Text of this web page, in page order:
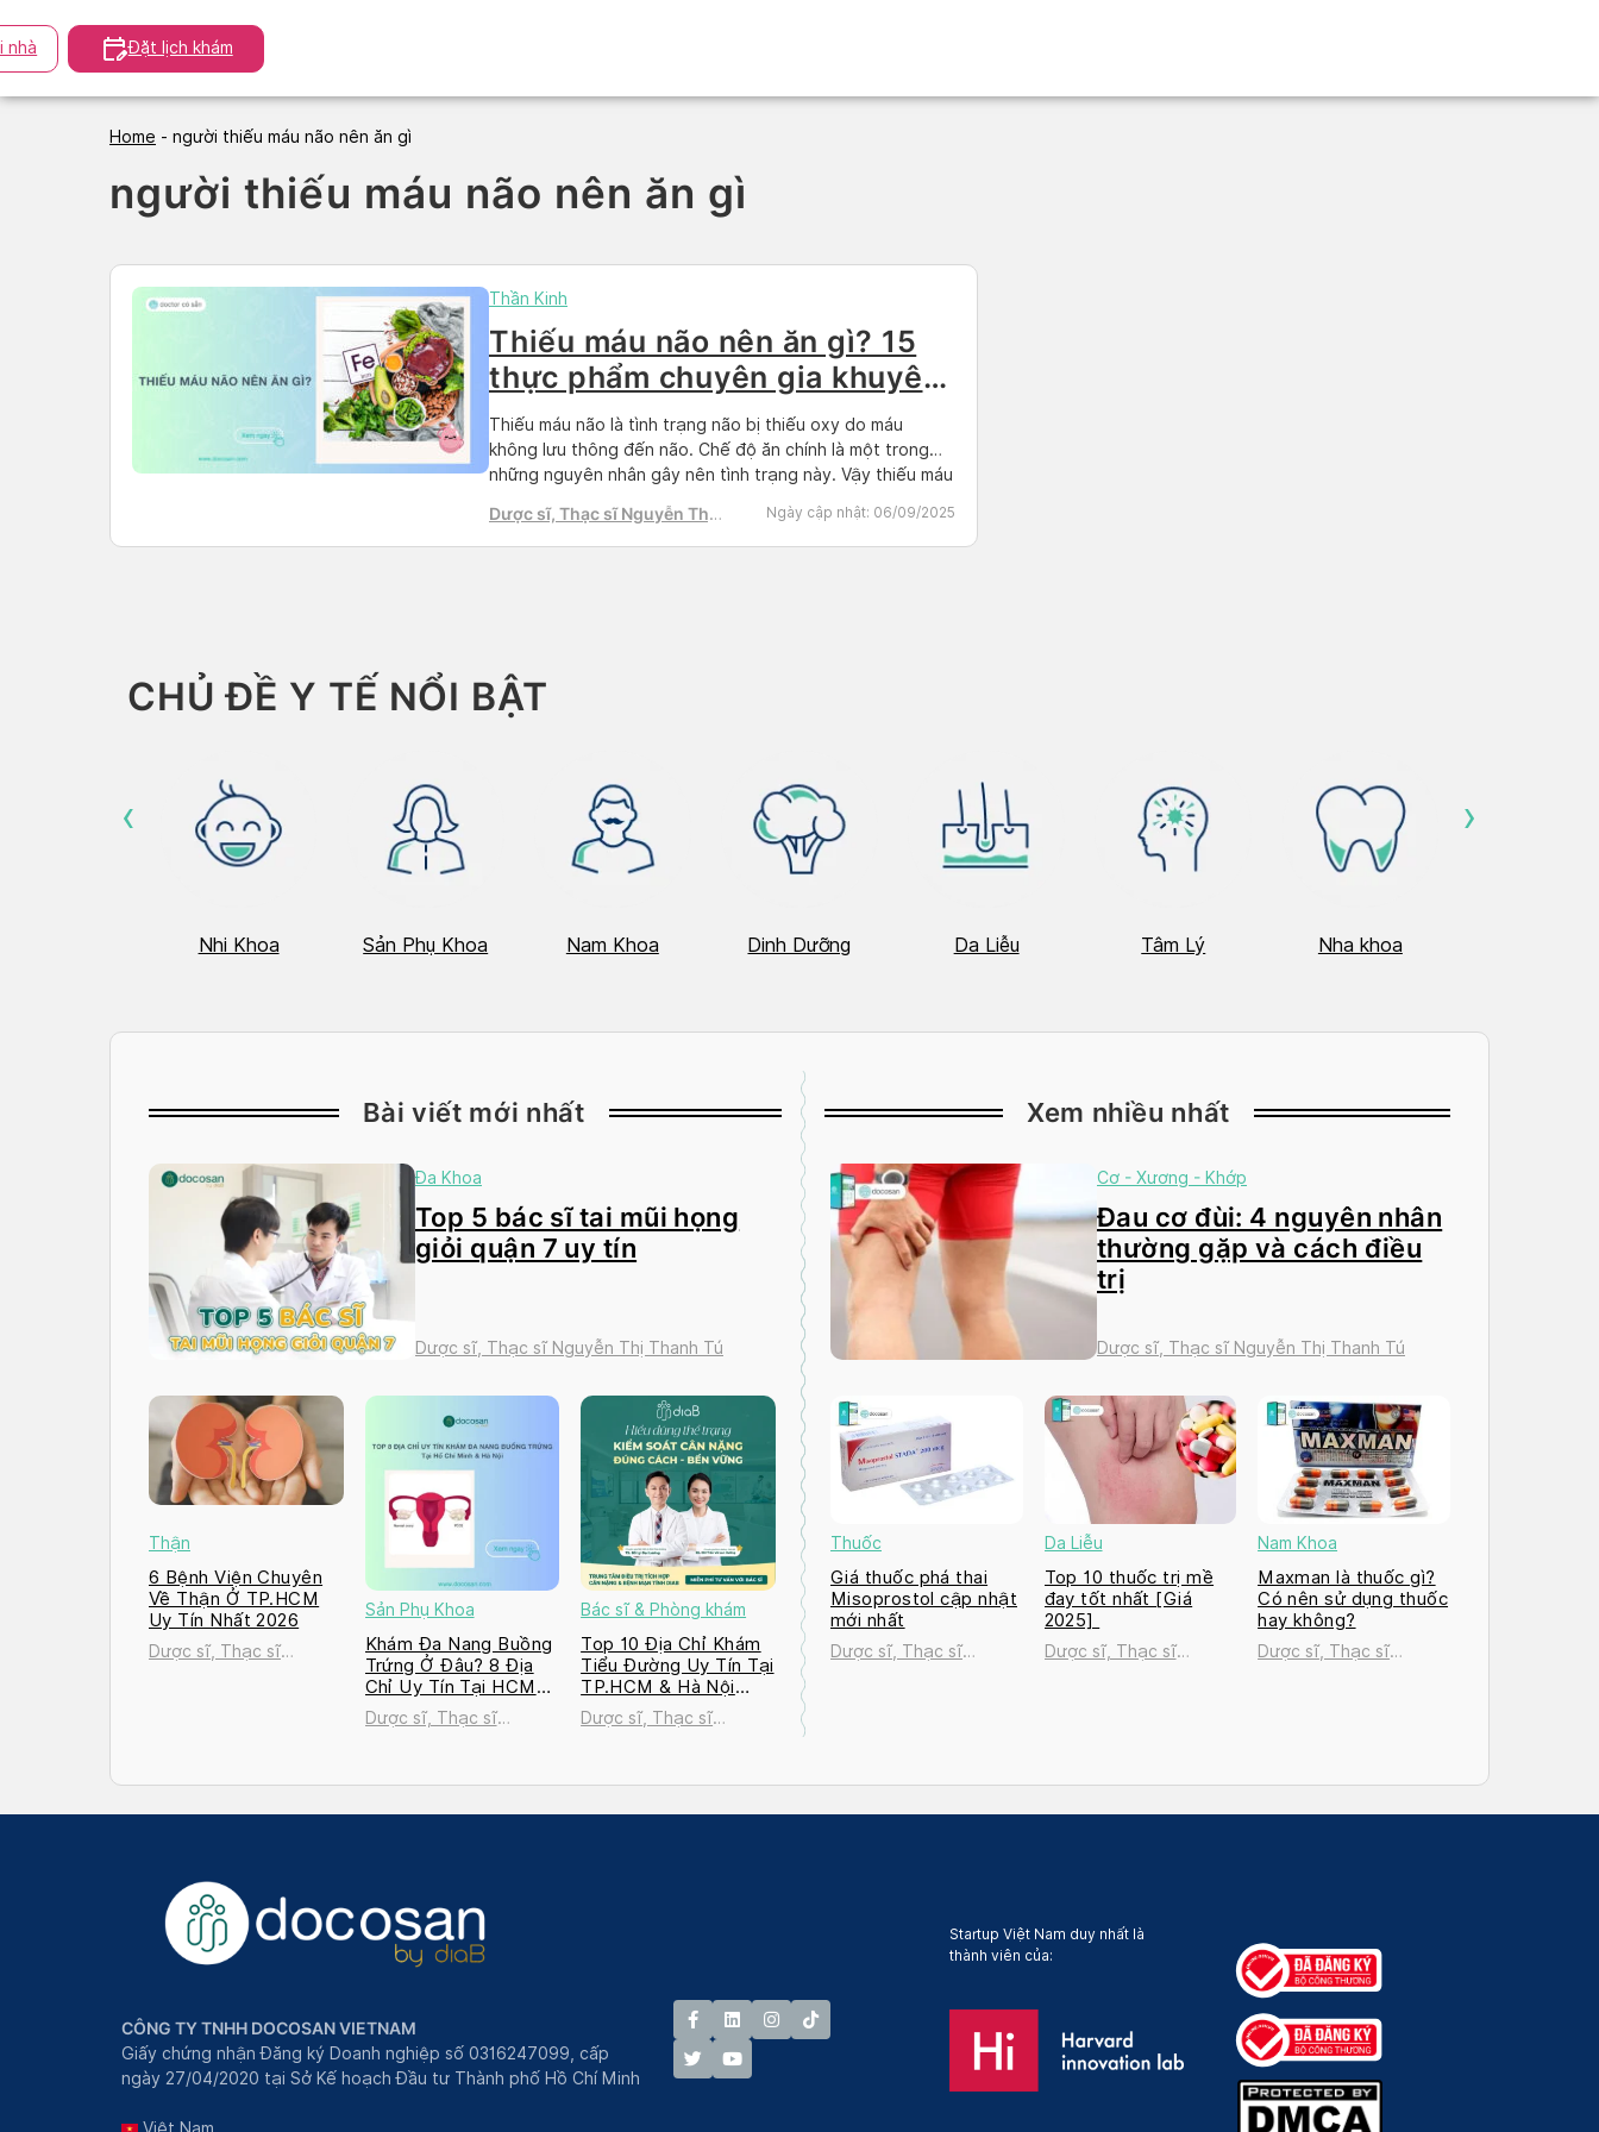
to
content
nhà Đặt lịch khám
Home - người thiếu máu não nên ăn gì
người thiếu máu não nên ăn gì
Thần Kinh
Thiếu máu não nên ăn gì? 15
thực phẩm chuyên gia khuyên
dùng
Thiếu máu não là tình trạng não bị thiếu oxy do máu
không lưu thông đến não. Chế độ ăn chính là một trong
những nguyên nhân gây nên tình trạng này. Vậy thiếu máu
phẩm người thiếu máu não nên ăn […]
Dược sĩ, Thạc sĩ Nguyễn Thị
Ngày cập nhật: 06/09/2025
CHỦ ĐỀ Y TẾ NỔI BẬT
Nhi Khoa Sản Phụ Khoa Nam Khoa Dinh Dưỡng Da Liễu Tâm Lý Nha khoa
‹ ›
Bài viết mới nhất
Đa Khoa
Top 5 bác sĩ tai mũi họng
giỏi quận 7 uy tín
Dược sĩ, Thạc sĩ Nguyễn Thị Thanh Tú
Thận
6 Bệnh Viện Chuyên
Về Thận Ở TP.HCM
Uy Tín Nhất 2026
Dược sĩ, Thạc sĩ
Sản Phụ Khoa
Khám Đa Nang Buồng
Trứng Ở Đâu? 8 Địa
Chỉ Uy Tín Tại HCM
và Hà Nội 2026
Dược sĩ, Thạc sĩ
Bác sĩ & Phòng khám
Top 10 Địa Chỉ Khám
Tiểu Đường Uy Tín Tại
TP.HCM & Hà Nội
2026
Dược sĩ, Thạc sĩ
Xem nhiều nhất
Cơ - Xương - Khớp
Đau cơ đùi: 4 nguyên nhân
thường gặp và cách điều
trị
Dược sĩ, Thạc sĩ Nguyễn Thị Thanh Tú
Thuốc
Giá thuốc phá thai
Misoprostol cập nhật
mới nhất
Dược sĩ, Thạc sĩ
Da Liễu
Top 10 thuốc trị mề
đay tốt nhất [Giá
2025]
Dược sĩ, Thạc sĩ
Nam Khoa
Maxman là thuốc gì?
Có nên sử dụng thuốc
hay không?
Dược sĩ, Thạc sĩ
CÔNG TY TNHH DOCOSAN VIETNAM
Giấy chứng nhận Đăng ký Doanh nghiệp số 0316247099, cấp
ngày 27/04/2020 tại Sở Kế hoạch Đầu tư Thành phố Hồ Chí Minh
Startup Việt Nam duy nhất là
thành viên của: